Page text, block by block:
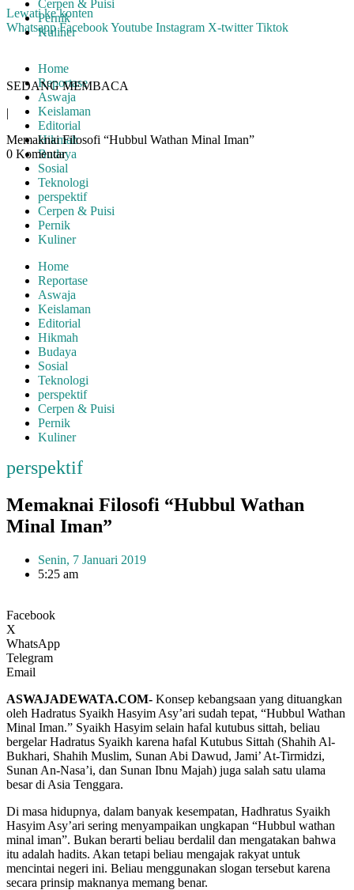
Lewati ke konten
Whatsapp FacebookYoutube Instagram X-twitter Tiktok
Home
Reportase
Aswaja
Keislaman
Editorial
Hikmah
Budaya
Sosial
Teknologi
perspektif
Cerpen & Puisi
Pernik
Kuliner
Home
Reportase
Aswaja
Keislaman
Editorial
Hikmah
Budaya
Sosial
Teknologi
perspektif
Cerpen & Puisi
Pernik
Kuliner
Cerpen & Puisi
Pernik
Kuliner
SEDANG MEMBACA
|
Memaknai Filosofi “Hubbul Wathan Minal Iman”
0 Komentar
perspektif
Memaknai Filosofi “Hubbul Wathan
Minal Iman”
Senin, 7 Januari 2019
5:25 am
Facebook
X
WhatsApp
Telegram
Email
ASWAJADEWATA.COM- Konsep kebangsaan yang dituangkan
oleh Hadratus Syaikh Hasyim Asy’ari sudah tepat, “Hubbul Wathan
Minal Iman.” Syaikh Hasyim selain hafal kutubus sittah, beliau
bergelar Hadratus Syaikh karena hafal Kutubus Sittah (Shahih Al-
Bukhari, Shahih Muslim, Sunan Abi Dawud, Jami’ At-Tirmidzi,
Sunan An-Nasa’i, dan Sunan Ibnu Majah) juga salah satu ulama
besar di Asia Tenggara.
Di masa hidupnya, dalam banyak kesempatan, Hadhratus Syaikh
Hasyim Asy’ari sering menyampaikan ungkapan “Hubbul wathan
minal iman”. Bukan berarti beliau berdalil dan mengatakan bahwa
itu adalah hadits. Akan tetapi beliau mengajak rakyat untuk
mencintai negeri ini. Beliau menggunakan slogan tersebut karena
secara prinsip maknanya memang benar.